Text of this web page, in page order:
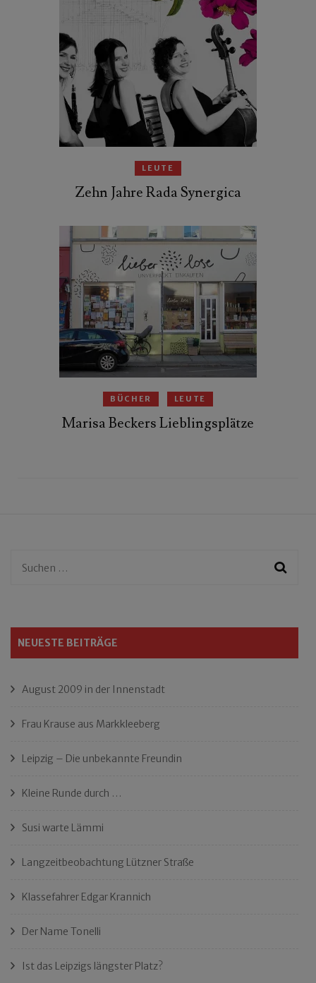
LEUTE
Zehn Jahre Rada Synergica
BÜCHER LEUTE
Marisa Beckers Lieblingsplätze
Suchen
NEUESTE BEITRÄGE
August 2009 in der Innenstadt
Frau Krause aus Markkleeberg
Leipzig – Die unbekannte Freundin
Kleine Runde durch …
Susi warte Lämmi
Langzeitbeobachtung Lützner Straße
Klassefahrer Edgar Krannich
Der Name Tonelli
Ist das Leipzigs längster Platz?